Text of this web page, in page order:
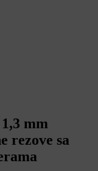
mm
rezove sa